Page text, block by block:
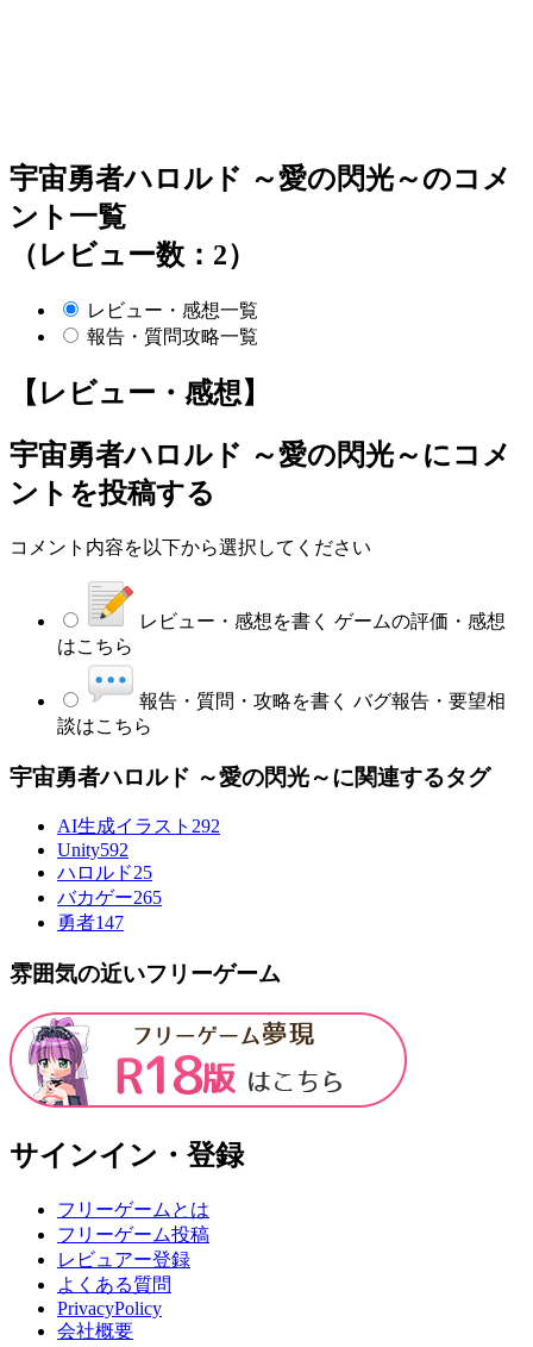
宇宙勇者ハロルド ～愛の閃光～のコメ
ント一覧
（レビュー数：2）
レビュー・感想一覧
報告・質問攻略一覧
【レビュー・感想】
宇宙勇者ハロルド ～愛の閃光～ にコメ
ントを投稿する
コメント内容を以下から選択してください
レビュー・感想を書く ゲームの評価・感想
はこちら
報告・質問・攻略を書く バグ報告・要望相
談はこちら
宇宙勇者ハロルド ～愛の閃光～に関連するタグ
AI生成イラスト 292
Unity592
ハロルド25
バカゲー265
勇者147
雰囲気の近いフリーゲーム
サインイン・登録
フリーゲームとは
フリーゲーム投稿
レビュアー登録
よくある質問
PrivacyPolicy
会社概要